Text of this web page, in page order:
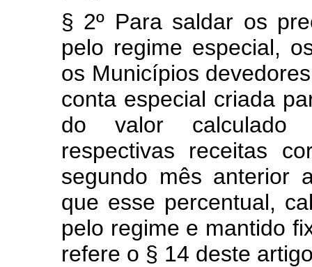
§ 2º Para saldar os
pelo regime especial,
os Municípios
conta especial criada
do valor calculado
respectivas receitas
segundo mês anterior
que esse percentual,
pelo regime e mantido
refere o § 14 deste